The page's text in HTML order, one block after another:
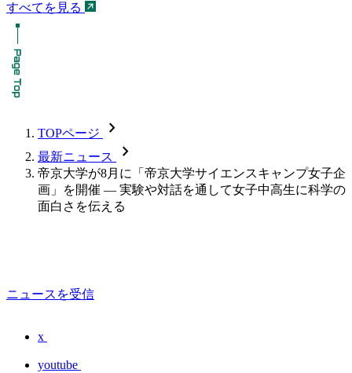
すべてを見る
TOPページ chevron_forward
最新ニュース chevron_forward
帝京大学が8月に「帝京大学サイエンスキャンプ女子企
画」を開催 — 実験や対話を通して女子中高生に科学の
面白さを伝える
ニュースを受信
x
youtube